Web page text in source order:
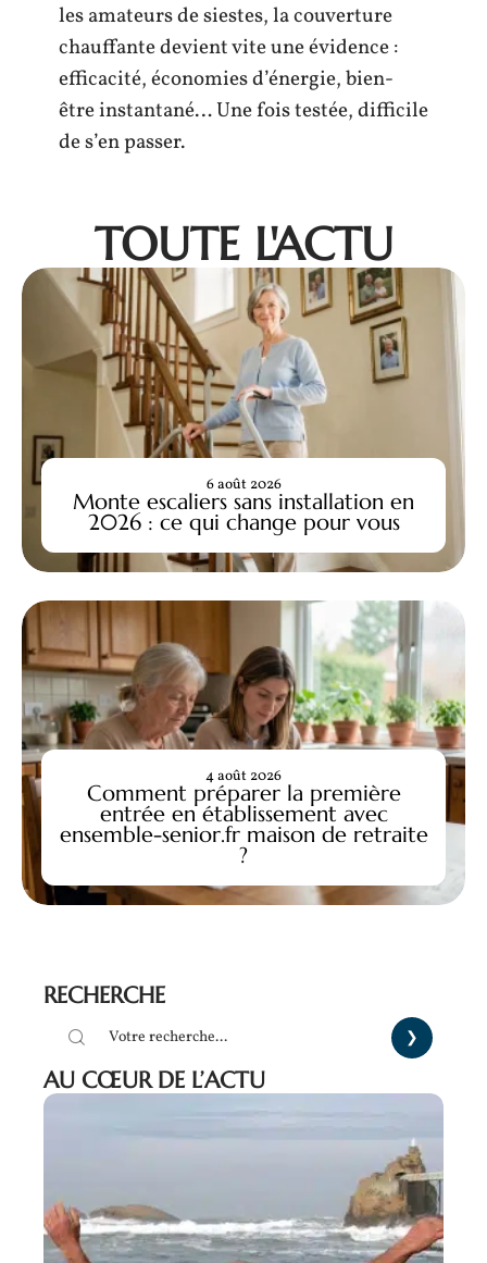
les amateurs de siestes, la couverture
chauffante devient vite une évidence :
efficacité, économies d’énergie, bien-
être instantané… Une fois testée, difficile
de s’en passer.
TOUTE L'ACTU
Monte escaliers sans installation en
2026 : ce qui change pour vous
6 août 2026
Comment préparer la première
entrée en établissement avec
ensemble-senior.fr maison de retraite
?
4 août 2026
RECHERCHE
AU CŒUR DE L’ACTU